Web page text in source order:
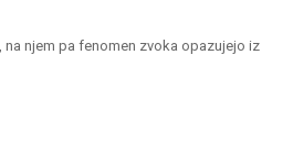
njem pa fenomen zvoka opazujejo iz